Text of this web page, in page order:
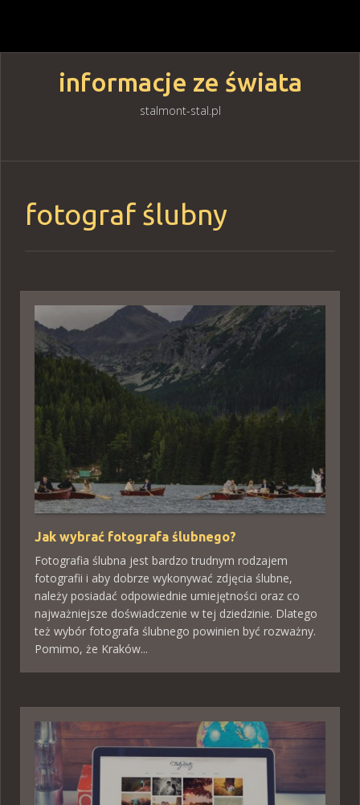
informacje ze świata
stalmont-stal.pl
Skip
fotograf ślubny
Jak wybrać fotografa ślubnego?
Fotografia ślubna jest bardzo trudnym rodzajem
fotografii i aby dobrze wykonywać zdjęcia ślubne,
należy posiadać odpowiednie umiejętności oraz co
najważniejsze doświadczenie w tej dziedzinie. Dlatego
też wybór fotografa ślubnego powinien być rozważny.
Pomimo, że Kraków...